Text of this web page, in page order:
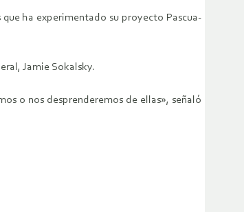
ha experimentado su proyecto Pascua-
Jamie Sokalsky.
o nos desprenderemos de ellas», señaló